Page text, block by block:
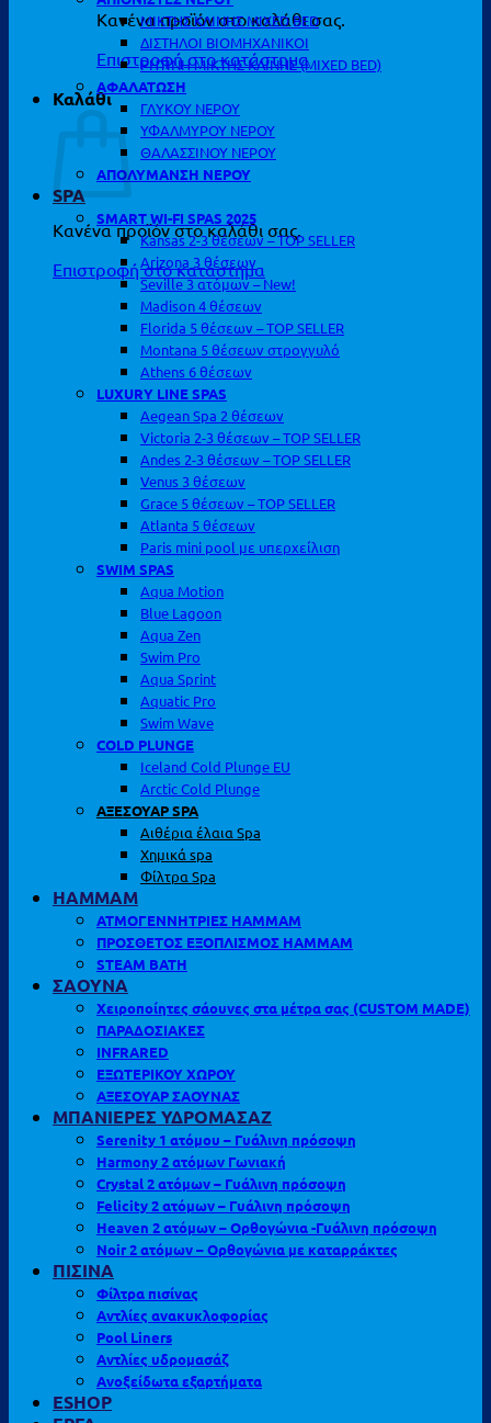
Κανένα προϊόν στο καλάθι σας.
Επιστροφή στο κατάστημα
Καλάθι
Κανένα προϊόν στο καλάθι σας.
Επιστροφή στο κατάστημα
ΜΙΚΤΗΣ ΚΛΙΝΗΣ MIXED BED
ΔΙΣΤΗΛΟΙ ΒΙΟΜΗΧΑΝΙΚΟΙ
ΡΗΤΙΝΗ ΜΙΚΤΗΣ ΚΛΙΝΗΣ (MIXED BED)
ΑΦΑΛΑΤΩΣΗ
ΓΛΥΚΟΥ ΝΕΡΟΥ
ΥΦΑΛΜΥΡΟΥ ΝΕΡΟΥ
ΘΑΛΑΣΣΙΝΟΥ ΝΕΡΟΥ
ΑΠΟΛΥΜΑΝΣΗ ΝΕΡΟΥ
SPA
SMART WI-FI SPAS 2025
Kansas 2-3 θέσεων – TOP SELLER
Arizona 3 θέσεων
Seville 3 ατόμων – New!
Madison 4 θέσεων
Florida 5 θέσεων – TOP SELLER
Montana 5 θέσεων στρογγυλό
Athens 6 θέσεων
LUXURY LINE SPAS
Aegean Spa 2 θέσεων
Victoria 2-3 θέσεων – TOP SELLER
Andes 2-3 θέσεων – TOP SELLER
Venus 3 θέσεων
Grace 5 θέσεων – TOP SELLER
Atlanta 5 θέσεων
Paris mini pool με υπερχείλιση
SWIM SPAS
Aqua Motion
Blue Lagoon
Aqua Zen
Swim Pro
Aqua Sprint
Aquatic Pro
Swim Wave
COLD PLUNGE
Iceland Cold Plunge EU
Arctic Cold Plunge
ΑΞΕΣΟΥΑΡ SPA
Αιθέρια έλαια Spa
Χημικά spa
Φίλτρα Spa
HAMMAM
ΑΤΜΟΓΕΝΝΗΤΡΙΕΣ HAMMAM
ΠΡΟΣΘΕΤΟΣ ΕΞΟΠΛΙΣΜΟΣ HAMMAM
STEAM BATH
ΣΑΟΥΝΑ
Χειροποίητες σάουνες στα μέτρα σας (CUSTOM MADE)
ΠΑΡΑΔΟΣΙΑΚΕΣ
INFRARED
ΕΞΩΤΕΡΙΚΟΥ ΧΩΡΟΥ
ΑΞΕΣΟΥΑΡ ΣΑΟΥΝΑΣ
ΜΠΑΝΙΕΡΕΣ ΥΔΡΟΜΑΣΑΖ
Serenity 1 ατόμου – Γυάλινη πρόσοψη
Harmony 2 ατόμων Γωνιακή
Crystal 2 ατόμων – Γυάλινη πρόσοψη
Felicity 2 ατόμων – Γυάλινη πρόσοψη
Heaven 2 ατόμων – Ορθογώνια -Γυάλινη πρόσοψη
Noir 2 ατόμων – Ορθογώνια με καταρράκτες
ΠΙΣΙΝΑ
Φίλτρα πισίνας
Αντλίες ανακυκλοφορίας
Pool Liners
Αντλίες υδρομασάζ
Ανοξείδωτα εξαρτήματα
ESHOP